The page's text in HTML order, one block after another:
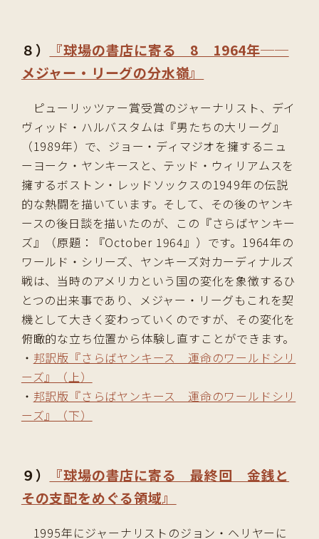
８）
『球場の書店に寄る 8 1964年──
メジャー・リーグの分水嶺』
ピューリッツァー賞受賞のジャーナリスト、デイ
ヴィッド・ハルバスタムは『男たちの大リーグ』
（1989年）で、ジョー・ディマジオを擁するニュ
ーヨーク・ヤンキースと、テッド・ウィリアムスを
擁するボストン・レッドソックスの1949年の伝説
的な熱闘を描いています。そして、その後のヤンキ
ースの後日談を描いたのが、この『さらばヤンキー
ズ』（原題：『October 1964』）です。1964年の
ワールド・シリーズ、ヤンキーズ対カーディナルズ
戦は、当時のアメリカという国の変化を象徴するひ
とつの出来事であり、メジャー・リーグもこれを契
機として大きく変わっていくのですが、その変化を
俯瞰的な立ち位置から体験し直すことができます。
・ 邦訳版『さらばヤンキース 運命のワールドシリ
ーズ』（上）
・ 邦訳版『さらばヤンキース 運命のワールドシリ
ーズ』（下）
９）
『球場の書店に寄る 最終回 金銭と
その支配をめぐる領域』
1995年にジャーナリストのジョン・ヘリヤーに